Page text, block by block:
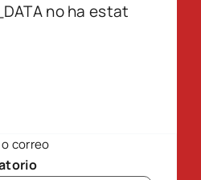
no ha estat
correo